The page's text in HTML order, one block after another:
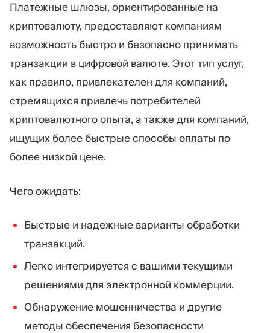
Платежные шлюзы, ориентированные на
криптовалюту, предоставляют компаниям
возможность быстро и безопасно принимать
транзакции в цифровой валюте. Этот тип услуг,
как правило, привлекателен для компаний,
стремящихся привлечь потребителей
криптовалютного опыта, а также для компаний,
ищущих более быстрые способы оплаты по
более низкой цене.
Чего ожидать:
Быстрые и надежные варианты обработки
транзакций.
Легко интегрируется с вашими текущими
решениями для электронной коммерции.
Обнаружение мошенничества и другие
методы обеспечения безопасности